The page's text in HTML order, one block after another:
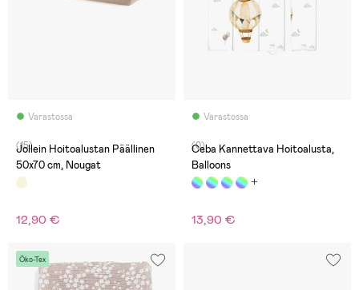
Varastossa
(15)
Jollein Hoitoalustan Päällinen
50x70 cm, Nougat
12,90 €
Varastossa
(0)
Ceba Kannettava Hoitoalusta,
Balloons
13,90 €
Öko-Tex